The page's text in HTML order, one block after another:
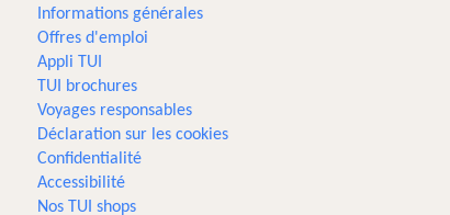
Informations générales
Offres d'emploi
Appli TUI
TUI brochures
Voyages responsables
Déclaration sur les cookies
Confidentialité
Accessibilité
Nos TUI shops